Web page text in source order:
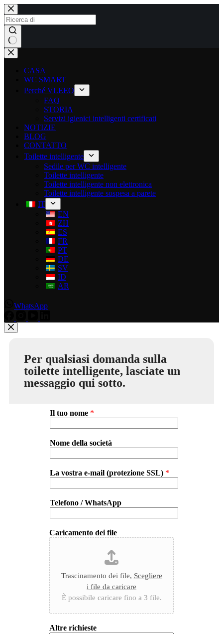
CASA
WC SMART
Perché VLEEO
FAQ
STORIA
Servizi igienici intelligenti certificati
NOTIZIE
BLOG
CONTATTO
Toilette intelligente
Sedile per WC intelligente
Toilette intelligente
Toilette intelligente non elettronica
Toilette intelligente sospesa a parete
IT
EN
ZH
ES
FR
PT
DE
SV
ID
AR
WhatsApp
Per qualsiasi domanda sulla
toilette intelligente, lasciate un
messaggio qui sotto.
Il tuo nome *
Nome della società
La vostra e-mail (protezione SSL) *
Telefono / WhatsApp
Caricamento dei file
Trascinamento dei file, Scegliere
i file da caricare
È possibile caricare fino a 3 file.
Altre richieste